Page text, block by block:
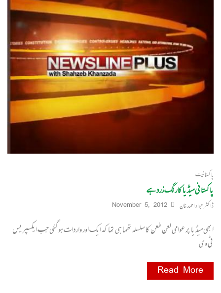
پاکستانیت
پاکستانی میڈیا کا رنگ زرد ہے
ڈاکٹر جواد احمد خان November 5, 2012
ابھی میڈیا پر عوامی لعن طعن کا سلسلہ تھما ہی تھا کہ ایک اور واردات ہوگئی جب ایکسپریس
ٹی وی
Read More